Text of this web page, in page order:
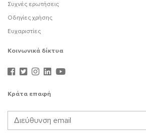
Συχνές ερωτήσεις
Οδηγίες χρήσης
Ευχαριστίες
Κοινωνικά δίκτυα
Κράτα επαφή